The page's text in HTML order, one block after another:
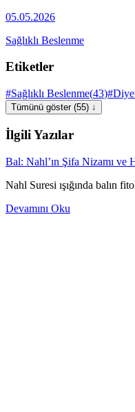
05.05.2026
Sağlıklı Beslenme
Etiketler
#Sağlıklı Beslenme(43)#
Tümünü göster (55) ↓
İlgili Yazılar
Bal: Nahl’ın Şifa Nizamı ve
Nahl Suresi ışığında balın
Devamını Oku